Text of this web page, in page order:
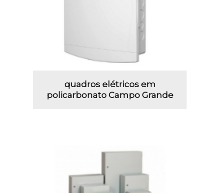
quadros elétricos em
policarbonato Campo Grande